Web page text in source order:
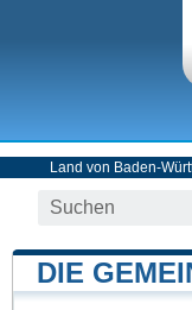
Land von Baden-
DIE